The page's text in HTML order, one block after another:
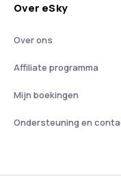
Over eSky
Over ons
Affiliate programma
Mijn boekingen
Ondersteuning en